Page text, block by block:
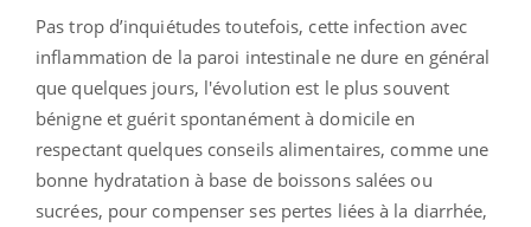
Pas trop d’inquiétudes toutefois, cette infection avec
inflammation de la paroi intestinale ne dure en général
que quelques jours, l'évolution est le plus souvent
bénigne et guérit spontanémentà domicile en
respectant quelques conseils alimentaires, comme une
bonne hydratation à base de boissons salées ou
sucrées, pour compenser ses pertes liées à la diarrhée,